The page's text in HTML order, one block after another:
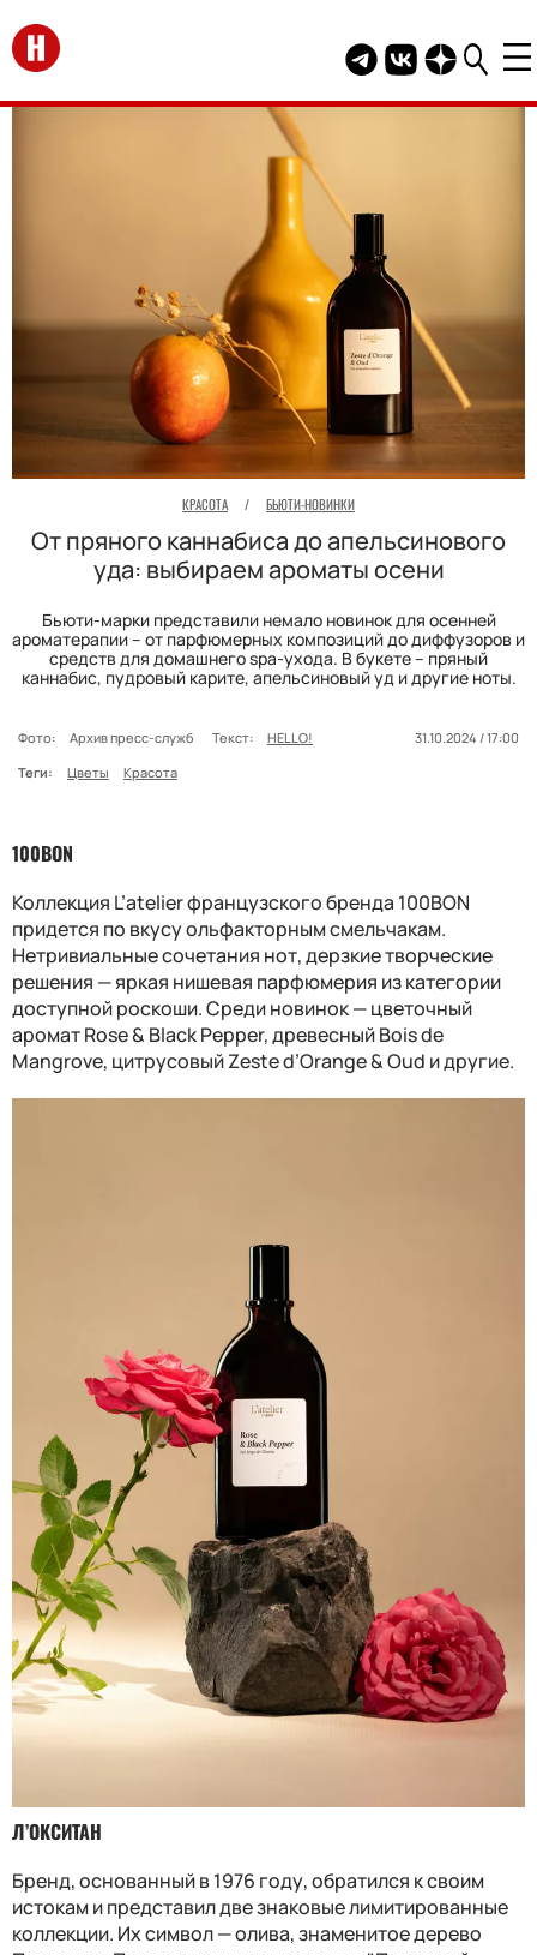
Перейти на главную
Telegram канал
Группа HELLO
Канал
КРАСОТА / БЬЮТИ-НОВИНКИ
От пряного каннабиса до апельсинового
уда: выбираем ароматы осени
Бьюти-марки представили немало новинок для осенней
ароматерапии – от парфюмерных композиций до диффузоров и
средств для домашнего spa-ухода. В букете – пряный
каннабис, пудровый карите, апельсиновый уд и другие ноты.
Фото: Архив пресс-служб Текст: HELLO!
31.10.2024 / 17:00
Теги:
Цветы Красота
100BON
Коллекция L’atelier французского бренда 100BON
придется по вкусу ольфакторным смельчакам.
Нетривиальные сочетания нот, дерзкие творческие
решения — яркая нишевая парфюмерия из категории
доступной роскоши. Среди новинок — цветочный
аромат Rose & Black Pepper, древесный Bois de
Mangrove, цитрусовый Zeste d’Orange & Oud и другие.
Л’ОКСИТАН
Бренд, основанный в 1976 году, обратился к своим
истокам и представил две знаковые лимитированные
коллекции. Их символ — олива, знаменитое дерево